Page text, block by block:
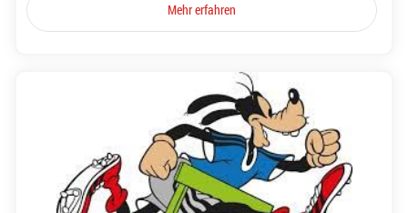
Mehr erfahren